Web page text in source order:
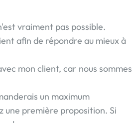
vraiment pas possible.
afin de répondre au mieux à
mon client, car nous sommes
un maximum
première proposition. Si